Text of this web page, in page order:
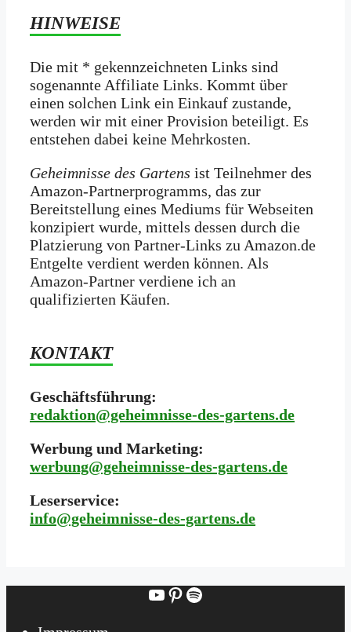
HINWEISE
Die mit * gekennzeichneten Links sind
sogenannte Affiliate Links. Kommt über
einen solchen Link ein Einkauf zustande,
werden wir mit­ einer Provision beteiligt. Es
entstehen dabei keine Mehrkosten.
Geheimnisse des Gartens ist Teilnehmer des
Amazon-Partnerprogramms, das zur
Bereitstellung eines Mediums für Webseiten
konzipiert wurde, mittels dessen durch die
Platzierung von Partner-Links zu Amazon.de
Entgelte verdient werden können. Als
Amazon-Partner verdiene ich an
qualifizierten Käufen.
KONTAKT
Geschäftsführung:
redaktion@geheimnisse-des-gartens.de
Werbung und Marketing:
werbung@geheimnisse-des-gartens.de
Leserservice:
info@geheimnisse-des-gartens.de
YouTube
Pinterest
Spotify